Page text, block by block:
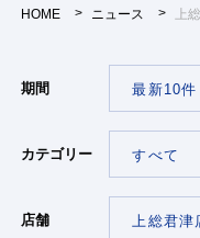
HOME ニュース 上
期間
カテゴリー
店舗